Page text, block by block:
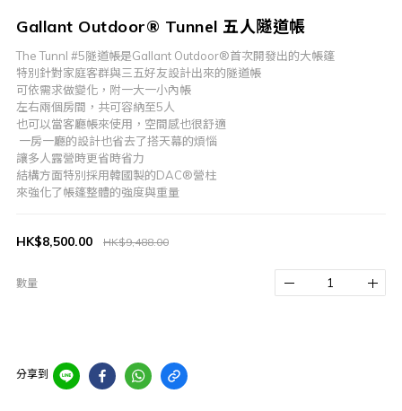
Gallant Outdoor® Tunnel 五人隧道帳
The Tunnl #5隧道帳是Gallant Outdoor®首次開發出的大帳篷
特別針對家庭客群與三五好友設計出來的隧道帳
可依需求做變化，附一大一小內帳
左右兩個房間，共可容納至5人
也可以當客廳帳來使用，空間感也很舒適
一房一廳的設計也省去了搭天幕的煩惱
讓多人露營時更省時省力
結構方面特別採用韓國製的DAC®營柱
來強化了帳篷整體的強度與重量
HK$9,488.00
HK$8,500.00
數量
分享到